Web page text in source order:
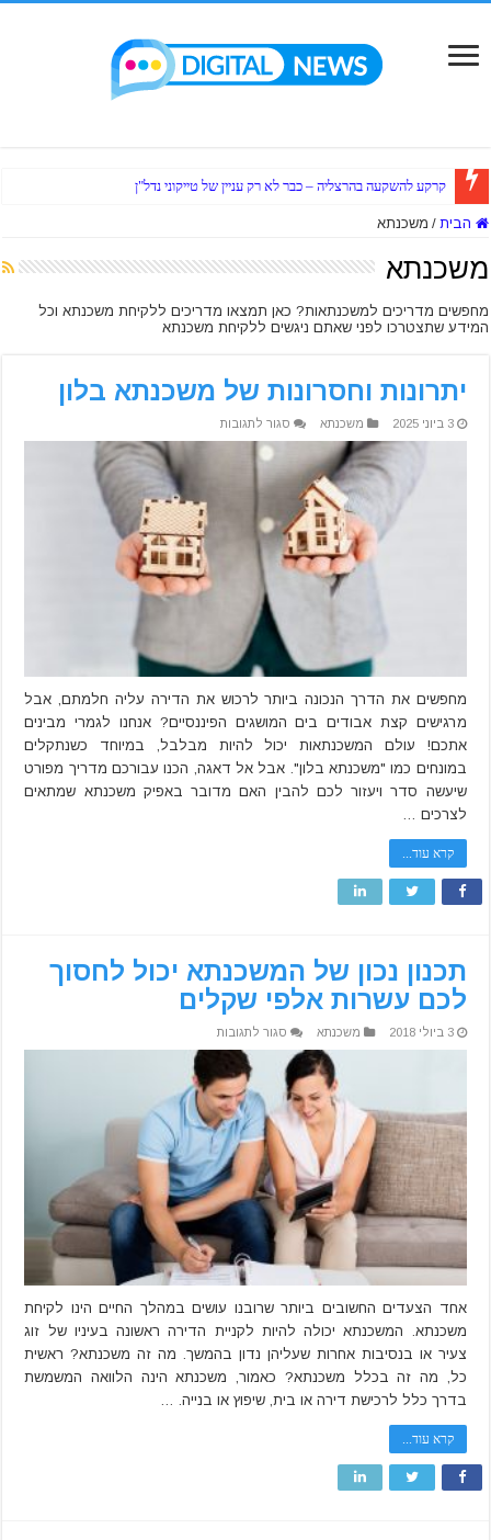
קרקע להשקעה בהרצליה – כבר לא רק עניין של טייקוני נדל"ן
הבית / משכנתא
משכנתא
מחפשים מדריכים למשכנתאות? כאן תמצאו מדריכים ללקיחת משכנתא וכל
המידע שתצטרכו לפני שאתם ניגשים ללקיחת משכנתא
יתרונות וחסרונות של משכנתא בלון
3 ביוני 2025 משכנתא סגור לתגובותעל
משכנתא
מחפשים את הדרך הנכונה ביותר לרכוש את הדירה עליה חלמתם, אבל
מרגישים קצת אבודים בים המושגים הפיננסיים? אנחנו לגמרי מבינים
אתכם! עולם המשכנתאות יכול להיות מבלבל, במיוחד כשנתקלים
במונחים כמו "משכנתא בלון". אבל אל דאגה, הכנו עבורכם מדריך מפורט
שיעשה סדר ויעזור לכם להבין האם מדובר באפיק משכנתא שמתאים
לצרכים …
קרא עוד...
תכנון נכון של המשכנתא יכול לחסוך
לכם עשרות אלפי שקלים
3 ביולי 2018 משכנתא סגור לתגובותעל
המשכנתא
יכול
לחסוך
לכם
עשרות
אלפי
שקלים
אחד הצעדים החשובים ביותר שרובנו עושים במהלך החיים הינו לקיחת
משכנתא. המשכנתא יכולה להיות לקניית הדירה ראשונה בעיניו של זוג
צעיר או בנסיבות אחרות שעליהן נדון בהמשך. מה זה משכנתא? ראשית
כל, מה זה בכלל משכנתא? כאמור, משכנתא הינה הלוואה המשמשת
בדרך כלל לרכישת דירה או בית, שיפוץ או בנייה. …
קרא עוד...